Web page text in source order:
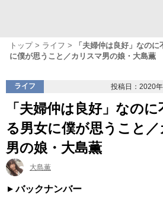
トップ ライフ
「夫婦仲は良好」なの
に僕が思うこと／カリスマ男の娘・大島薫
ライフ 投稿日：2020
「夫婦仲は良好」なの
る男女に僕が思うこと
男の娘・大島薫
大島薫
バックナンバー